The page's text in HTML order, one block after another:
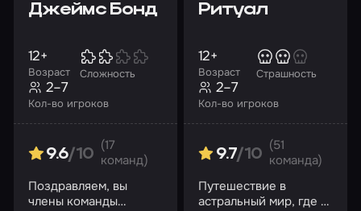
Джеймс Бонд
Возраст
12+
Сложность
Кол-во игроков
2–7
9.6/10
(17
команд)
Поздравляем, вы
члены команды
Ритуал
Возраст
12+
Страшность
Кол-во игроков
2–7
9.7/10
(51
команда)
Путешествие в
астральный мир, где в